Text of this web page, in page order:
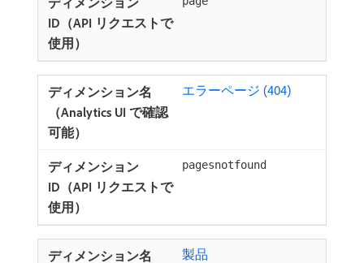
エラーページ (404)
pagesnotfound
製品